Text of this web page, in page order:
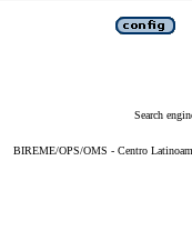
Search
BIREME/OPS/OMS - Centro